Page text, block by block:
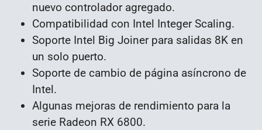
nuevo controlador agregado.
Compatibilidad con Intel Integer Scaling.
Soporte Intel Big Joiner para salidas 8K en
un solo puerto.
Soporte de cambio de página asíncrono de
Intel.
Algunas mejoras de rendimiento para la
serie Radeon RX 6800.